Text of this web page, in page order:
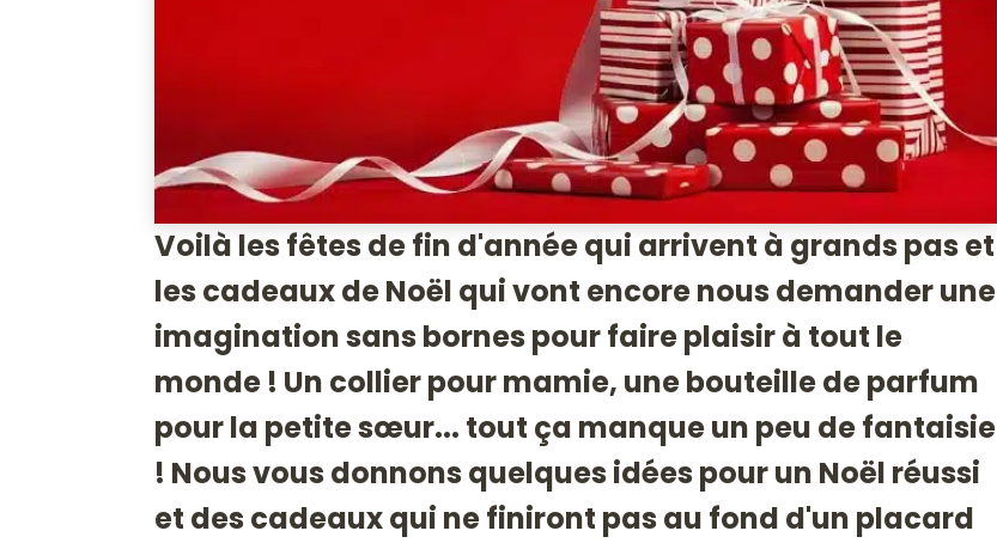
Voilà les fêtes de fin d'année qui arrivent à grands pas et
les cadeaux de Noël qui vont encore nous demander une
imagination sans bornes pour faire plaisir à tout le
monde ! Un collier pour mamie, une bouteille de parfum
pour la petite sœur... tout ça manque un peu de fantaisie
! Nous vous donnons quelques idées pour un Noël réussi
et des cadeaux qui ne finiront pas au fond d'un placard